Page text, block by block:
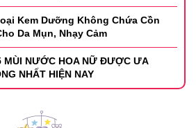
NƯỚC TẨY TRANG KHÔNG CỒN
CHO DA NHẠY CẢM
Kem Dưỡng Không Chứa Cồn
Da Mụn, Nhạy Cảm
MÙI NƯỚC HOA NỮ ĐƯỢC ƯA